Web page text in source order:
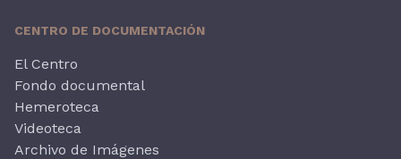
CENTRO DE DOCUMENTACIÓN
El Centro
Fondo documental
Hemeroteca
Videoteca
Archivo de Imágenes